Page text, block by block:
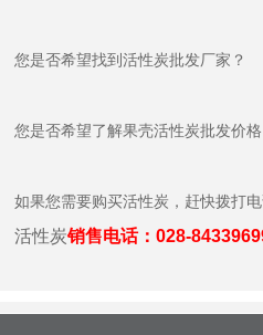
您是否希望找到活性炭批发厂家？
您是否希望了解果壳活性炭批发价格
如果您需要购买活性炭，赶快拨打
活性炭销售电话：028-